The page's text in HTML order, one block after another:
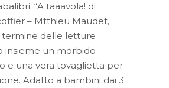
“A taaavola! di
– Mtthieu Maudet,
termine delle letture
insieme un morbido
e una vera tovaglietta per
Adatto a bambini dai 3